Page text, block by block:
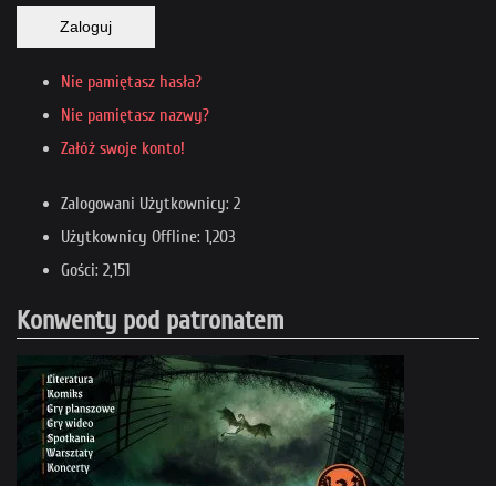
Zaloguj
Nie pamiętasz hasła?
Nie pamiętasz nazwy?
Załóż swoje konto!
Zalogowani Użytkownicy: 2
Użytkownicy Offline: 1,203
Gości: 2,151
Konwenty pod patronatem